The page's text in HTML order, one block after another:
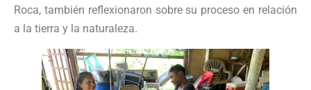
Roca, también reflexionaron sobre su proceso en relación
a la tierra y la naturaleza.